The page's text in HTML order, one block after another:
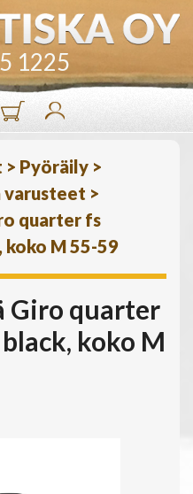
1225
> Pyöräily >
varusteet >
quarter fs
M 55-59
Giro quarter
koko M